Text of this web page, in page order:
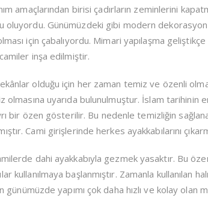
amaçlarından birisi çadırların zeminlerini
oluyordu. Günümüzdeki gibi modern
için çabalıyordu. Mimari yapılaşma
inşa edilmiştir.
olduğu için her zaman temiz ve özenli
olmasına uyarıda bulunulmuştur. İslam
bir özen gösterilir. Bu nedenle temizliğin
Cami girişlerinde herkes ayakkabılarını
dahi ayakkabıyla gezmek yasaktır. Bu
kullanılmaya başlanmıştır. Zamanla kullanılan
günümüzde yapımı çok daha hızlı ve kolay